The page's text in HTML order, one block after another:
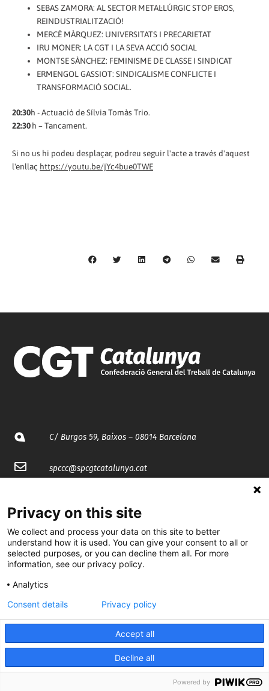
SEBAS ZAMORA: AL SECTOR METAL·LÚRGIC STOP EROS,
REINDUSTRIALITZACIÓ!
MERCÈ MÀRQUEZ: UNIVERSITATS I PRECARIETAT
IRU MONER: LA CGT I LA SEVA ACCIÓ SOCIAL
MONTSE SÀNCHEZ: FEMINISME DE CLASSE I SINDICAT
ERMENGOL GASSIOT: SINDICALISME CONFLICTE I
TRANSFORMACIÓ SOCIAL.
20:30h - Actuació de Sílvia Tomàs Trio.
22:30h – Tancament.
Si no us hi podeu desplaçar, podreu seguir l'acte a través d'aquest
l'enllaç https://youtu.be/jYc4bue0TWE
C/ Burgos 59, Baixos – 08014 Barcelona
spccc@spcgtcatalunya.cat
@CGTCatalunya
cgtcatalunya
cgtcatalunya
Desenvolupat per
Privacy on this site
We collect and process your data on this site to better
understand how it is used. You can give your consent to all or
selected purposes, or you can decline them all. For more
information, see our privacy policy.
Analytics
Accept all
Decline all
Consent details Privacy policy
Powered by